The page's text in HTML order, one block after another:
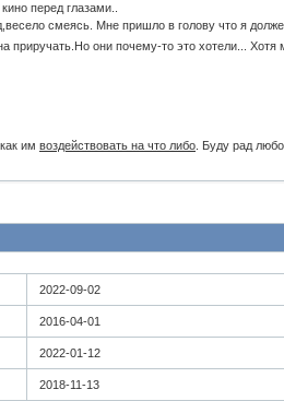
перед глазами..
смеясь. Мне пришло в голову что я
приручать.Но они почему-то это хотели... Хотя
как имвоздействовать на что либо . Буду рад
2022-09-02
2016-04-01
2022-01-12
2018-11-13